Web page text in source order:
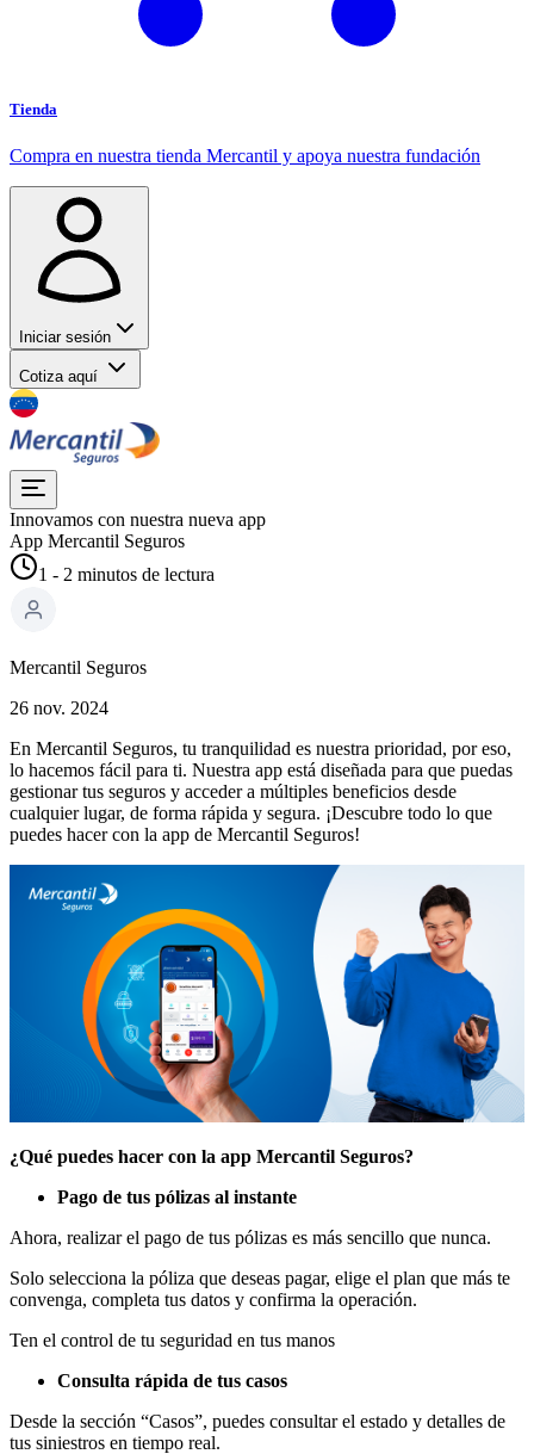
Tienda
Compra en nuestra tienda Mercantil y apoya nuestra fundación
Iniciar sesión
Cotiza aquí
Innovamos con nuestra nueva app
App Mercantil Seguros
1 - 2 minutos de lectura
Mercantil Seguros
26 nov. 2024
En Mercantil Seguros, tu tranquilidad es nuestra prioridad, por eso,
lo hacemos fácil para ti. Nuestra app está diseñada para que puedas
gestionar tus seguros y acceder a múltiples beneficios desde
cualquier lugar, de forma rápida y segura. ¡Descubre todo lo que
puedes hacer con la app de Mercantil Seguros!
¿Qué puedes hacer con la app Mercantil Seguros?
Pago de tus pólizas al instante
Ahora, realizar el pago de tus pólizas es más sencillo que nunca.
Solo selecciona la póliza que deseas pagar, elige el plan que más te
convenga, completa tus datos y confirma la operación.
Ten el control de tu seguridad en tus manos
Consulta rápida de tus casos
Desde la sección “Casos”, puedes consultar el estado y detalles de
tus siniestros en tiempo real.